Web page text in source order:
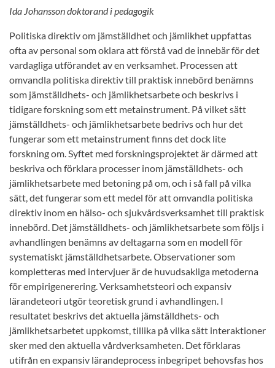
Ida Johansson doktorand i pedagogik
Politiska direktiv om jämställdhet och jämlikhet uppfattas
ofta av personal som oklara att förstå vad de innebär för det
vardagliga utförandet av en verksamhet. Processen att
omvandla politiska direktiv till praktisk innebörd benämns
som jämställdhets- och jämlikhetsarbete och beskrivs i
tidigare forskning som ett metainstrument. På vilket sätt
jämställdhets- och jämlikhetsarbete bedrivs och hur det
fungerar som ett metainstrument finns det dock lite
forskning om. Syftet med forskningsprojektet är därmed att
beskriva och förklara processer inom jämställdhets- och
jämlikhetsarbete med betoning på om, och i så fall på vilka
sätt, det fungerar som ett medel för att omvandla politiska
direktiv inom en hälso- och sjukvårdsverksamhet till praktisk
innebörd. Det jämställdhets- och jämlikhetsarbete som följs i
avhandlingen benämns av deltagarna som en modell för
systematiskt jämställdhetsarbete. Observationer som
kompletteras med intervjuer är de huvudsakliga metoderna
för empirigenerering. Verksamhetsteori och expansiv
lärandeteori utgör teoretisk grund i avhandlingen. I
resultatet beskrivs det aktuella jämställdhets- och
jämlikhetsarbetet uppkomst, tillika på vilka sätt interaktioner
sker med den aktuella vårdverksamheten. Det förklaras
utifrån en expansiv lärandeprocess inbegripet behovsfas hos